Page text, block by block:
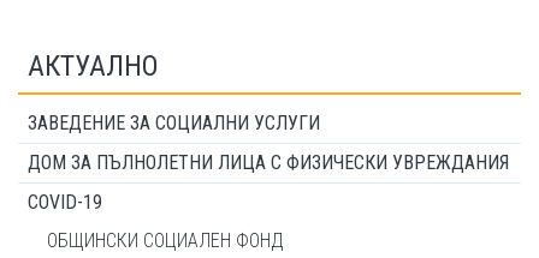
АКТУАЛНО
ЗАВЕДЕНИЕ ЗА СОЦИАЛНИ УСЛУГИ
ДОМ ЗА ПЪЛНОЛЕТНИ ЛИЦА С ФИЗИЧЕСКИ УВРЕЖДАНИЯ
COVID-19
ОБЩИНСКИ СОЦИАЛЕН ФОНД